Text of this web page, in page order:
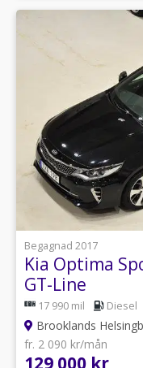
Begagnad 2017
Kia Optima
GT-Line
17 990 mil Diesel
Brooklands
fr. 2 090 kr/mån
129 000 kr